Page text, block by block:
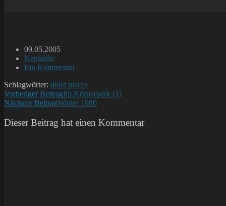
Beitrag
veröffentlicht:
09.05.2005
Beitrags-
Kategorie:
Neukölln
Beitrags-
Ein Kommentar
Schlagwörter: quiet places
Weitere
Artikel
ansehen
Vorheriger BeitragIm Körnerpark (1)
Nächster BeitragWinter 1980
Dieser Beitrag hat einen Kommentar